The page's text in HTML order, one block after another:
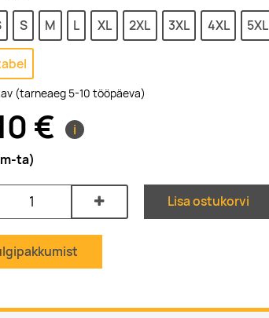
S M L XL 2XL 3XL 4XL 5XL
(tarneaeg 5-10 tööpäeva)
€
i
ta)
Lisa ostukorvi